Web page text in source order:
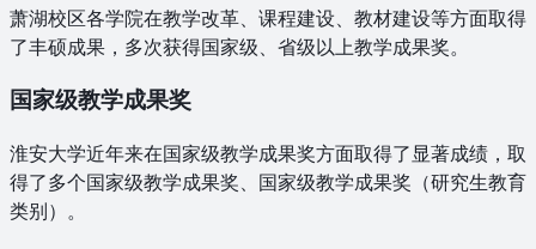
萧湖校区各学院在教学改革、课程建设、教材建设等方面取得
了丰硕成果，多次获得国家级、省级以上教学成果奖。
国家级教学成果奖
淮安大学近年来在国家级教学成果奖方面取得了显著成绩，取
得了多个国家级教学成果奖、国家级教学成果奖（研究生教育
类别）。